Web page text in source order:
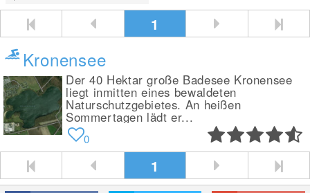
1
Kronensee
Der 40 Hektar große Badesee Kronensee
liegt inmitten eines bewaldeten
Naturschutzgebietes. An heißen
Sommertagen lädt er...
0
1